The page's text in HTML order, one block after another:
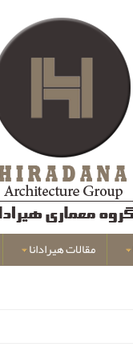
مقالات هیرادانا